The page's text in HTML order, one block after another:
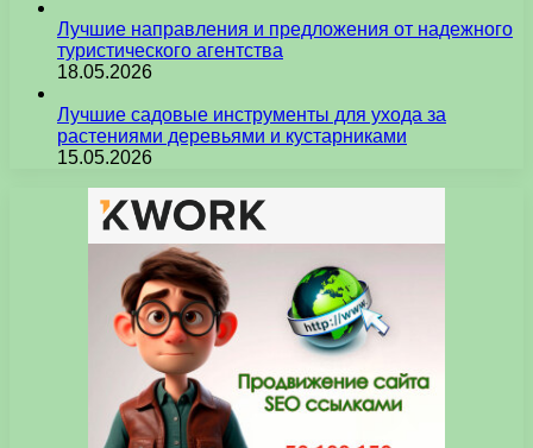
Лучшие направления и предложения от надежного
туристического агентства
18.05.2026
Лучшие садовые инструменты для ухода за
растениями деревьями и кустарниками
15.05.2026